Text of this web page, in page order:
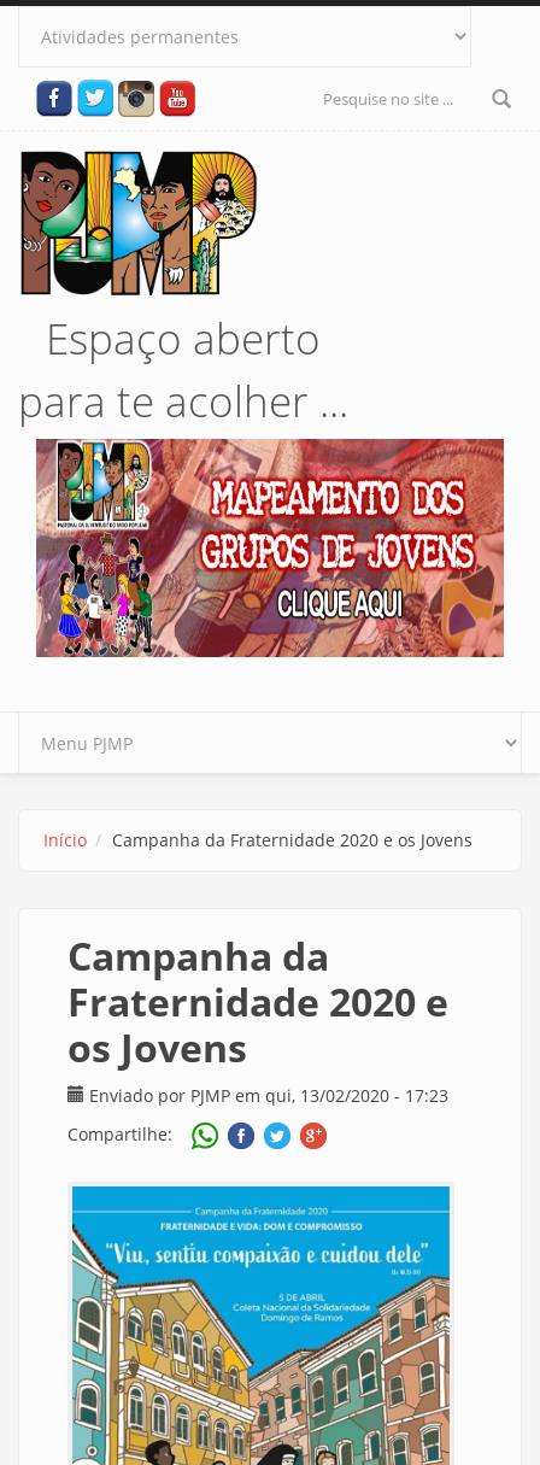
Pular para o conteúdo principal
Formulário
Espaço aberto
para te acolher ...
Início Campanha da Fraternidade 2020 e os Jovens
Campanha da
Fraternidade 2020 e
os Jovens
Enviado por PJMP em qui, 13/02/2020 - 17:23
Compartilhe: